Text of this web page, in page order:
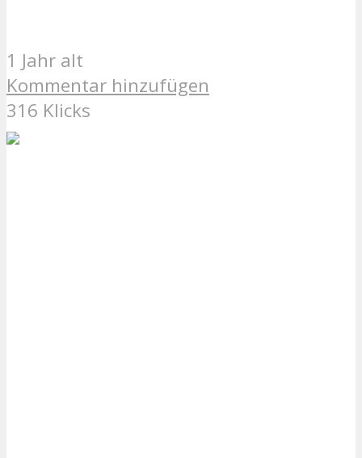
1 Jahr alt
Kommentar hinzufügen
316 Klicks